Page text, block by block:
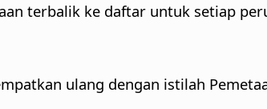
terbalik ke daftar untuk setiap
ulang dengan istilah